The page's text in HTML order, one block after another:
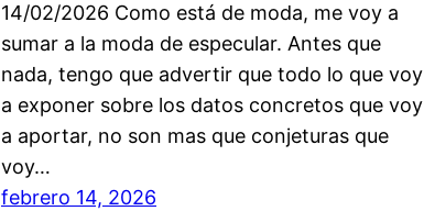
14/02/2026 Como está de moda, me voy a
sumar a la moda de especular. Antes que
nada, tengo que advertir que todo lo que voy
a exponer sobre los datos concretos que voy
a aportar, no son mas que conjeturas que
voy…
febrero 14, 2026